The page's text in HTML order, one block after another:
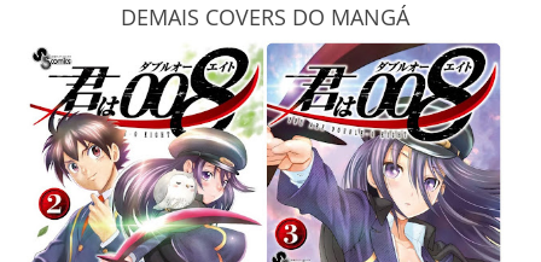
DEMAIS COVERS DO MANGÁ